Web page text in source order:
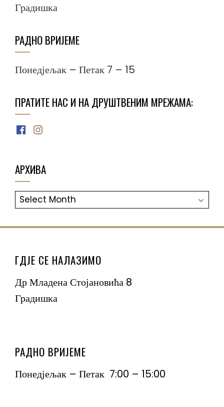
Градишка
РАДНО ВРИЈЕМЕ
Понедјељак – Петак 7 – 15
ПРАТИТЕ НАС И НА ДРУШТВЕНИМ МРЕЖАМА:
Facebook
Instagram
АРХИВА
АРХИВА
ГДЈЕ СЕ НАЛАЗИМО
Др Младена Стојановића 8
Градишка
РАДНО ВРИЈЕМЕ
Понедјељак – Петак 7:00 – 15:00